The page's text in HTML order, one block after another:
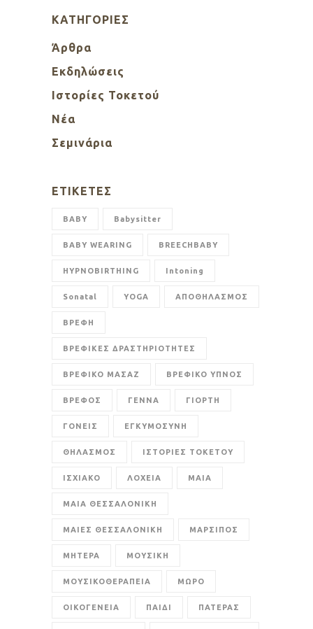
KΑΤΗΓΟΡΊΕΣ
Άρθρα
Εκδηλώσεις
Ιστορίες Τοκετού
Νέα
Σεμινάρια
ΕΤΙΚΈΤΕΣ
BABY Babysitter
BABY WEARING BREECHBABY
HYPNOBIRTHING Intoning
Sonatal YOGA ΑΠΟΘΗΛΑΣΜΟΣ
ΒΡΕΦΗ
ΒΡΕΦΙΚΕΣ ΔΡΑΣΤΗΡΙΟΤΗΤΕΣ
ΒΡΕΦΙΚΟ ΜΑΣΑΖ ΒΡΕΦΙΚΟ ΥΠΝΟΣ
ΒΡΕΦΟΣ ΓΕΝΝΑ ΓΙΟΡΤΗ
ΓΟΝΕΙΣ ΕΓΚΥΜΟΣΥΝΗ
ΘΗΛΑΣΜΟΣ ΙΣΤΟΡΙΕΣ ΤΟΚΕΤΟΥ
ΙΣΧΙΑΚΟ ΛΟΧΕΙΑ ΜΑΙΑ
ΜΑΙΑ ΘΕΣΣΑΛΟΝΙΚΗ
ΜΑΙΕΣ ΘΕΣΣΑΛΟΝΙΚΗ ΜΑΡΣΙΠΟΣ
ΜΗΤΕΡΑ ΜΟΥΣΙΚΗ
ΜΟΥΣΙΚΟΘΕΡΑΠΕΙΑ ΜΩΡΟ
ΟΙΚΟΓΕΝΕΙΑ ΠΑΙΔΙ ΠΑΤΕΡΑΣ